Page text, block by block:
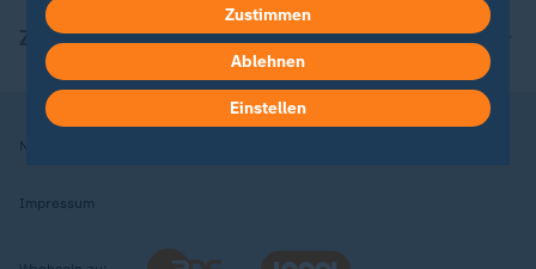
ZDFheute Apps
Nutzungsbedingungen
Impressum
in deinen Einstellungen widerrufen oder ändern.
Hier findest du das Impressum.
Weitere Informationen findest du in unserer
Datenschutzerklärung.
Zustimmen
Ablehnen
Einstellen